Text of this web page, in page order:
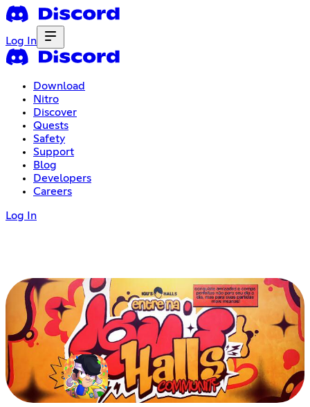
Log In
Download
Nitro
Discover
Quests
Safety
Support
Blog
Developers
Careers
Log In